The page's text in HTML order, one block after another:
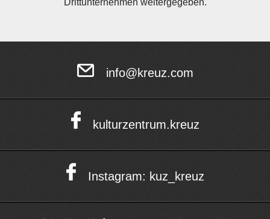
Drittunternehmen weitergegeben.
info@kreuz.com
kulturzentrum.kreuz
Instagram: kuz_kreuz